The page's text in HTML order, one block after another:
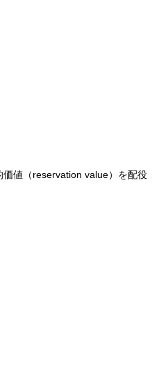
価値（reservation value）を配役